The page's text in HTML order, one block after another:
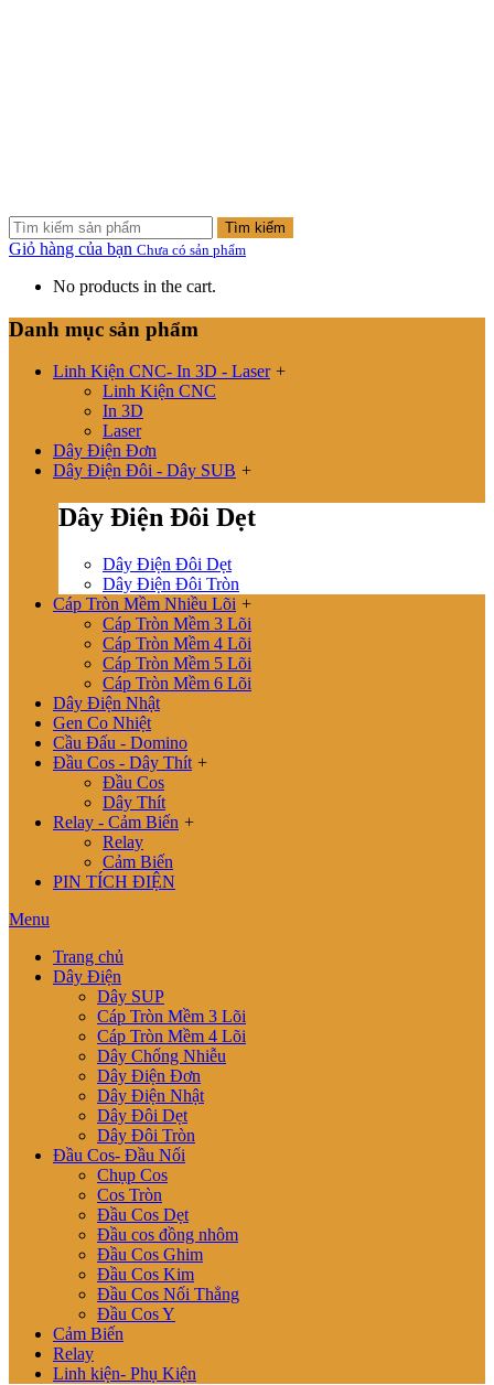
Tìm kiếm
Giỏ hàng của bạn Chưa có sản phẩm
No products in the cart.
Danh mục sản phẩm
Linh Kiện CNC- In 3D - Laser +
Linh Kiện CNC
In 3D
Laser
Dây Điện Đơn
Dây Điện Đôi - Dây SUB +
Dây Điện Đôi Dẹt
Dây Điện Đôi Dẹt
Dây Điện Đôi Tròn
Cáp Tròn Mềm Nhiều Lõi +
Cáp Tròn Mềm 3 Lõi
Cáp Tròn Mềm 4 Lõi
Cáp Tròn Mềm 5 Lõi
Cáp Tròn Mềm 6 Lõi
Dây Điện Nhật
Gen Co Nhiệt
Cầu Đấu - Domino
Đầu Cos - Dây Thít +
Đầu Cos
Dây Thít
Relay - Cảm Biến +
Relay
Cảm Biến
PIN TÍCH ĐIỆN
Menu
Trang chủ
Dây Điện
Dây SUP
Cáp Tròn Mềm 3 Lõi
Cáp Tròn Mềm 4 Lõi
Dây Chống Nhiễu
Dây Điện Đơn
Dây Điện Nhật
Dây Đôi Dẹt
Dây Đôi Tròn
Đầu Cos- Đầu Nối
Chụp Cos
Cos Tròn
Đầu Cos Dẹt
Đầu cos đồng nhôm
Đầu Cos Ghim
Đầu Cos Kim
Đầu Cos Nối Thẳng
Đầu Cos Y
Cảm Biến
Relay
Linh kiện- Phụ Kiện